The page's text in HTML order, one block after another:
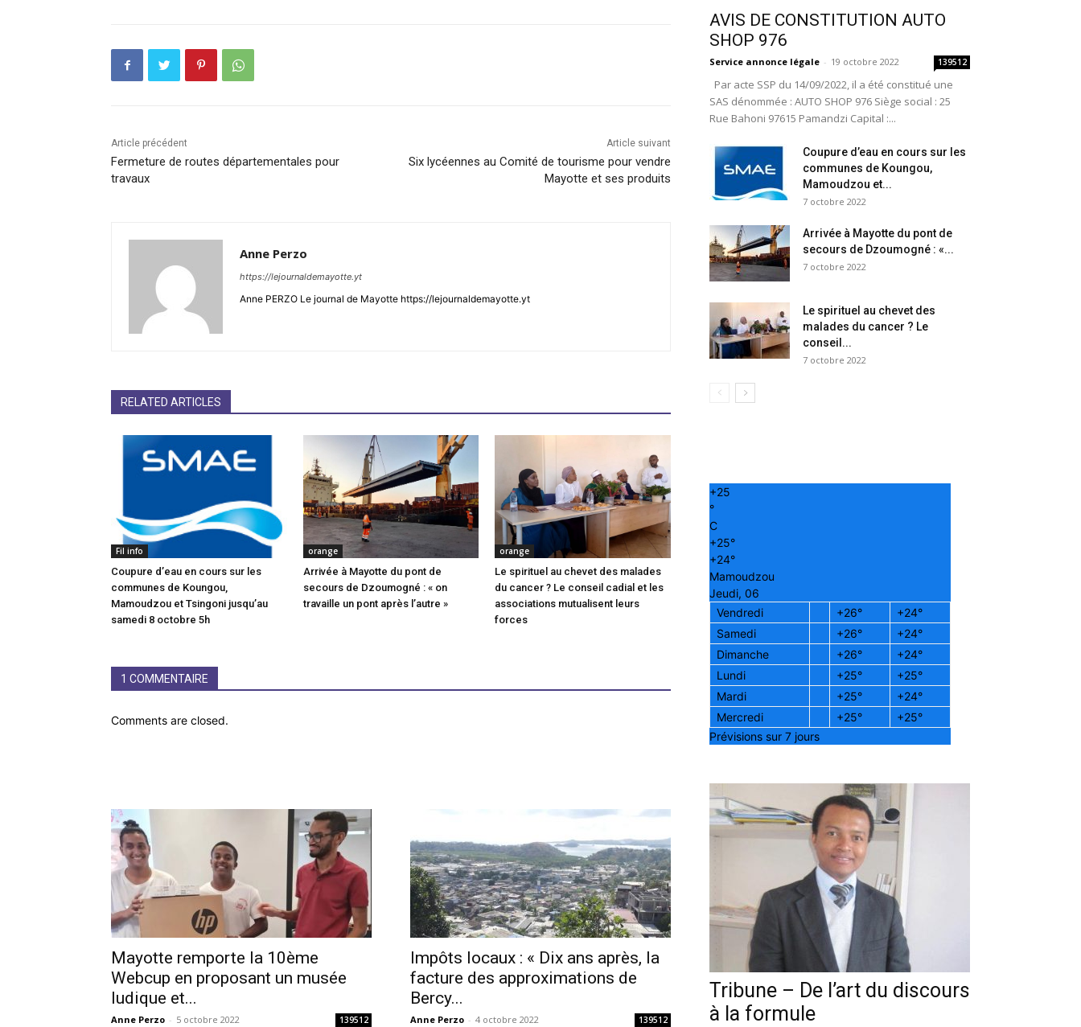
Article précédent
Fermeture de routes départementales pour
travaux
Article suivant
Six lycéennes au Comité de tourisme pour vendre
Mayotte et ses produits
Anne Perzo
https://lejournaldemayotte.yt
Anne PERZO Le journal de Mayotte https://lejournaldemayotte.yt
RELATED ARTICLES
Fil info
Coupure d’eau en cours sur les
communes de Koungou,
Mamoudzou et Tsingoni jusqu’au
samedi 8 octobre 5h
orange
Arrivée à Mayotte du pont de
secours de Dzoumogné : « on
travaille un pont après l’autre »
orange
Le spirituel au chevet des malades
du cancer ? Le conseil cadial et les
associations mutualisent leurs
forces
1 COMMENTAIRE
Comments are closed.
Mayotte remporte la 10ème
Webcup en proposant un musée
ludique et...
Anne Perzo - 5 octobre 2022 139512
Impôts locaux : « Dix ans après, la
facture des approximations de
Bercy...
Anne Perzo - 4 octobre 2022 139512
AVIS DE CONSTITUTION AUTO
SHOP 976
Service annonce légale - 19 octobre 2022 139512
Par acte SSP du 14/09/2022, il a été constitué une
SAS dénommée : AUTO SHOP 976 Siège social : 25
Rue Bahoni 97615 Pamandzi Capital :...
Coupure d’eau en cours sur les
communes de Koungou,
Mamoudzou et...
7 octobre 2022
Arrivée à Mayotte du pont de
secours de Dzoumogné : «...
7 octobre 2022
Le spirituel au chevet des
malades du cancer ? Le
conseil...
7 octobre 2022
+25
°
C
+25°
+24°
Mamoudzou
Jeudi, 06
Vendredi
+26° +24°
Samedi
+26° +24°
Dimanche
+26° +24°
Lundi
+25° +25°
Mardi
+25° +24°
Mercredi
+25° +25°
Prévisions sur 7 jours
Tribune – De l’art du discours
à la formule